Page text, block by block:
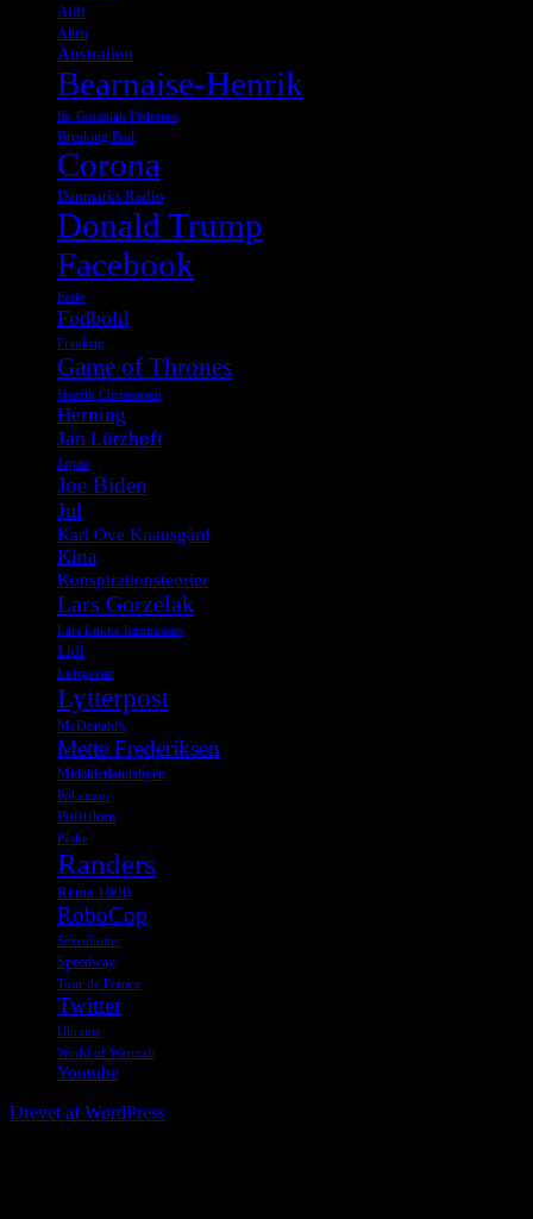
Aldi
Alien
Australien
Bearnaise-Henrik
Bo Gorzelak Pedersen
Breaking Bad
Corona
Danmarks Radio
Donald Trump
Facebook
Ferie
Fodbold
Frankrig
Game of Thrones
Henrik Christensen
Herning
Jan Lützhøft
Japan
Joe Biden
Jul
Karl Ove Knausgård
Kina
Konspirationsteorier
Lars Gorzelak
Lars Løkke Rasmussen
Lidl
Luftgevær
Lytterpost
McDonald's
Mette Frederiksen
Midalderlandsbyen
Pokemon
Politiken
Påske
Randers
Rema 1000
RoboCop
Sexrobotter
Speedway
Tour de France
Twitter
Ukraine
World of Warcraft
Youtube
Drevet af WordPress